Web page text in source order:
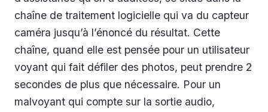
chaîne de traitement logicielle qui va du capteur
caméra jusqu’à l’énoncé du résultat. Cette
chaîne, quand elle est pensée pour un utilisateur
voyant qui fait défiler des photos, peut prendre 2
secondes de plus que nécessaire. Pour un
malvoyant qui compte sur la sortie audio,